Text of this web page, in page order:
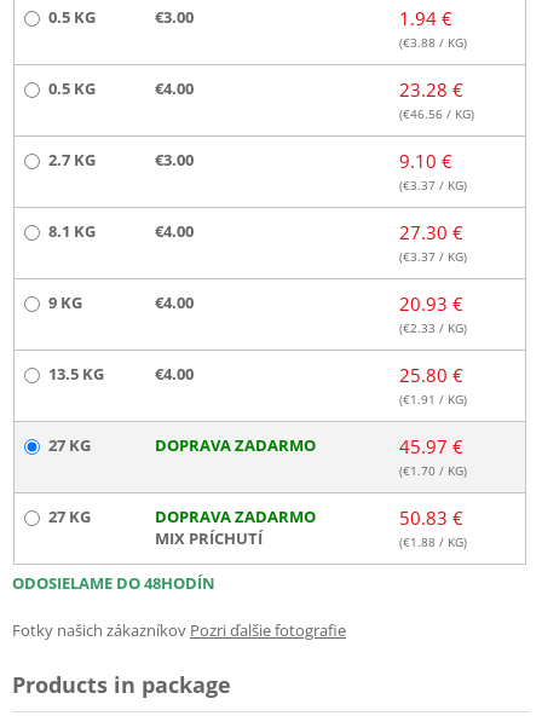
0.5 KG €3.00 1.94 €
(€3.88 / KG)
0.5 KG €4.00 23.28 €
(€46.56 / KG)
2.7 KG €3.00 9.10 €
(€3.37 / KG)
8.1 KG €4.00 27.30 €
(€3.37 / KG)
9 KG €4.00 20.93 €
(€2.33 / KG)
13.5 KG €4.00 25.80 €
(€1.91 / KG)
27 KG DOPRAVA ZADARMO 45.97 €
(€1.70 / KG)
27 KG
DOPRAVA ZADARMO
MIX PRÍCHUTÍ
50.83 €
(€1.88 / KG)
ODOSIELAME DO 48HODÍN
Fotky našich zákazníkov Pozri ďalšie fotografie
Products in package